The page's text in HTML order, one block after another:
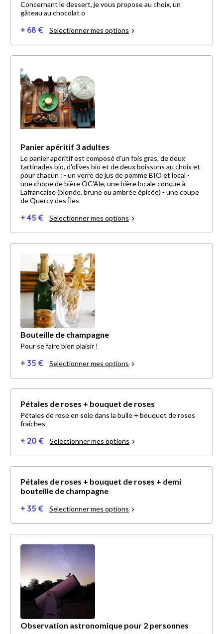
Concernant le dessert, je vous propose au choix, un
gâteau au chocolat o
+ 68 € Selectionner mes options
Panier apéritif 3 adultes
Le panier apéritif est composé d'un fois gras, de deux
tartinades bio, d'olives bio et de deux boissons au choix et
pour chacun : - un verre de jus de pomme BIO et local -
une chope de bière OC'Ale, une bière locale conçue à
Lafrancaise (blonde, brune ou ambrée épicée) - une coupe
de Quercy des Îles
+ 45 € Selectionner mes options
Bouteille de champagne
Pour se faire bien plaisir !
+ 35 € Selectionner mes options
Pétales de roses + bouquet de roses
Pétales de rose en soie dans la bulle + bouquet de roses
fraîches
+ 20 € Selectionner mes options
Pétales de roses + bouquet de roses + demi
bouteille de champagne
+ 35 € Selectionner mes options
Observation astronomique pour 2 personnes